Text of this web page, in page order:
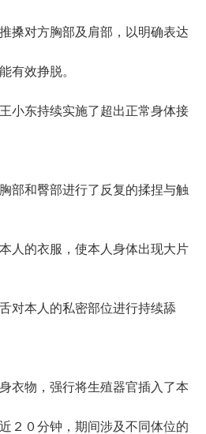
搡对方胸部及肩部，以明确表达
有效挣脱。
东持续实施了超出正常身体接
和臀部进行了反复的揉捏与触
的衣服，使本人身体出现大片
本人的私密部位进行持续舔
物，强行将生殖器官插入了本
２０分钟，期间涉及不同体位的